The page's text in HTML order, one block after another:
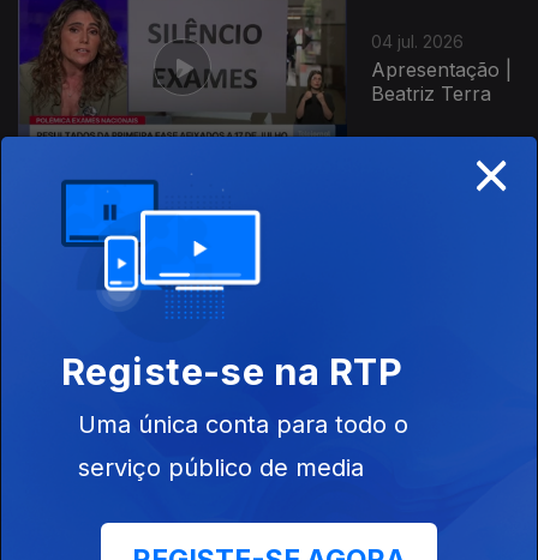
04 jul. 2026
Apresentação |
Beatriz Terra
×
Registe-se na RTP
Uma única conta para todo o
serviço público de media